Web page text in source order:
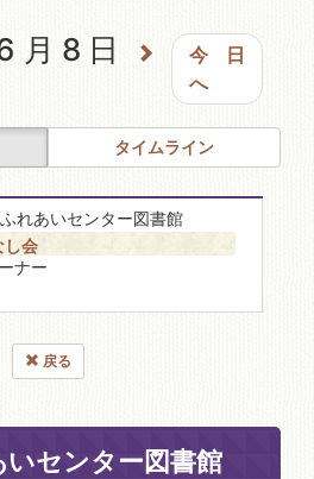
月8日
今日
へ
タイムライン
れあいセンター図書館
し会
ナー
戻る
いセンター図書館